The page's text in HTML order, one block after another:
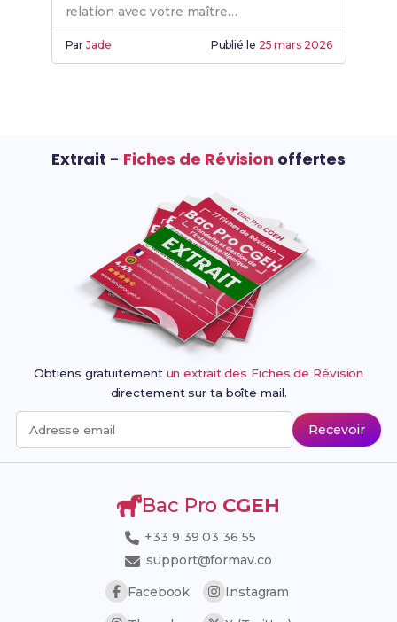
relation avec votre maître
d'apprentissage et réussissez votre
insertion professionnelle.
ParJade Publié le 25 mars 2026
Extrait - Fiches de Révision offertes
Obtiens gratuitement un extrait des Fiches de Révision
directement sur ta boîte mail.
Adresse email Recevoir
Bac Pro CGEH
+33 9 39 03 36 55
support@formav.co
Facebook
Instagram